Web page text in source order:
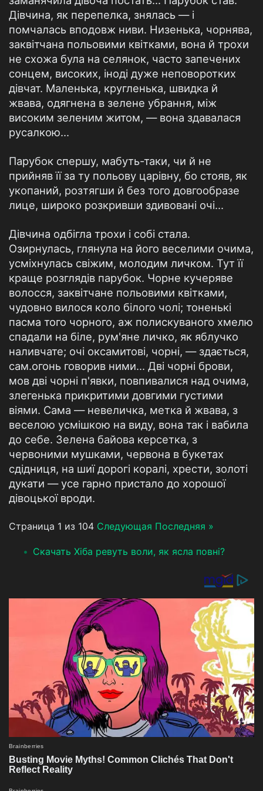
Дівчина, як перепелка, знялась — і
помчалась вподовж ниви. Низенька, чорнява,
заквітчана польовими квітками, вона й трохи
не схожа була на селянок, часто запечених
сонцем, високих, іноді дуже неповоротких
дівчат. Маленька, кругленька, швидка й
жвава, одягнена в зелене убрання, між
високим зеленим житом, — вона здавалася
русалкою...
Парубок спершу, мабуть-таки, чи й не
прийняв її за ту польову царівну, бо стояв, як
укопаний, розтягши й без того довгообразе
лице, широко розкривши здивовані очі...
Дівчина одбігла трохи і собі стала.
Озирнулась, глянула на його веселими очима,
усміхнулась свіжим, молодим личком. Тут її
краще розглядів парубок. Чорне кучеряве
волосся, заквітчане польовими квітками,
чудовно вилося коло білого чолі; тоненькі
пасма того чорного, аж полискуваного хмелю
спадали на біле, рум'яне личко, як яблучко
наливчате; очі оксамитові, чорні, — здається,
сам.огонь говорив ними... Дві чорні брови,
мов дві чорні п'явки, повпивалися над очима,
злегенька прикритими довгими густими
віями. Сама — невеличка, метка й жвава, з
веселою усмішкою на виду, вона так і вабила
до себе. Зелена байова керсетка, з
червоними мушками, червона в букетах
сдідниця, на шиї дорогі коралі, хрести, золоті
дукати — усе гарно пристало до хорошої
дівоцької вроди.
Страница 1 из 104 Следующая Последняя »
Скачать Хіба ревуть воли, як ясла повні?